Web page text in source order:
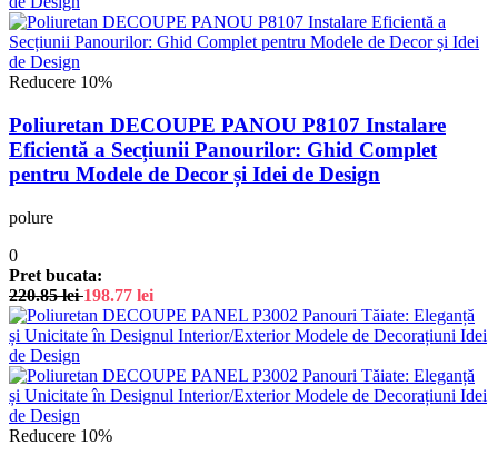
Reducere 10%
Poliuretan DECOUPE PANOU P8107 Instalare
Eficientă a Secțiunii Panourilor: Ghid Complet
pentru Modele de Decor și Idei de Design
polure
0
Pret bucata:
220.85lei 198.77 lei
Reducere 10%